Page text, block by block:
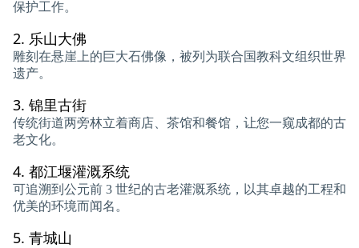
保护工作。
2. 乐山大佛
雕刻在悬崖上的巨大石佛像，被列为联合国教科文组织世界
遗产。
3. 锦里古街
传统街道两旁林立着商店、茶馆和餐馆，让您一窥成都的古
老文化。
4. 都江堰灌溉系统
可追溯到公元前 3 世纪的古老灌溉系统，以其卓越的工程和
优美的环境而闻名。
5. 青城山